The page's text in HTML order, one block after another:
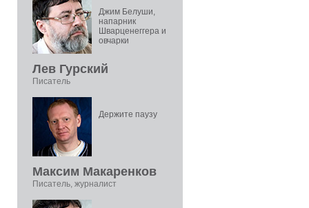
Джим Белуши,
напарник
Шварценеггера и
овчарки
Лев Гурский
Писатель
Держите паузу
Максим Макаренков
Писатель, журналист